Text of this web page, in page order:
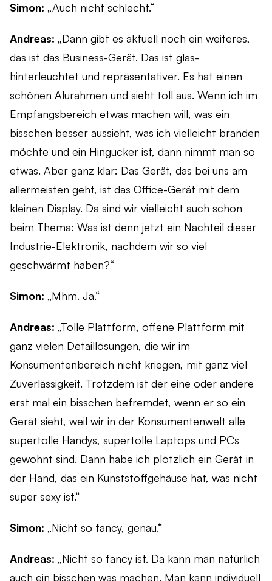
Simon: „Auch nicht schlecht.“
Andreas: „Dann gibt es aktuell noch ein weiteres,
das ist das Business-Gerät. Das ist glas-
hinterleuchtet und repräsentativer. Es hat einen
schönen Alurahmen und sieht toll aus. Wenn ich im
Empfangsbereich etwas machen will, was ein
bisschen besser aussieht, was ich vielleicht branden
möchte und ein Hingucker ist, dann nimmt man so
etwas. Aber ganz klar: Das Gerät, das bei uns am
allermeisten geht, ist das Office-Gerät mit dem
kleinen Display. Da sind wir vielleicht auch schon
beim Thema: Was ist denn jetzt ein Nachteil dieser
Industrie-Elektronik, nachdem wir so viel
geschwärmt haben?“
Simon: „Mhm. Ja.“
Andreas: „Tolle Plattform, offene Plattform mit
ganz vielen Detaillösungen, die wir im
Konsumentenbereich nicht kriegen, mit ganz viel
Zuverlässigkeit. Trotzdem ist der eine oder andere
erst mal ein bisschen befremdet, wenn er so ein
Gerät sieht, weil wir in der Konsumentenwelt alle
supertolle Handys, supertolle Laptops und PCs
gewohnt sind. Dann habe ich plötzlich ein Gerät in
der Hand, das ein Kunststoffgehäuse hat, was nicht
super sexy ist.“
Simon: „Nicht so fancy, genau.“
Andreas: „Nicht so fancy ist. Da kann man natürlich
auch ein bisschen was machen. Man kann individuell